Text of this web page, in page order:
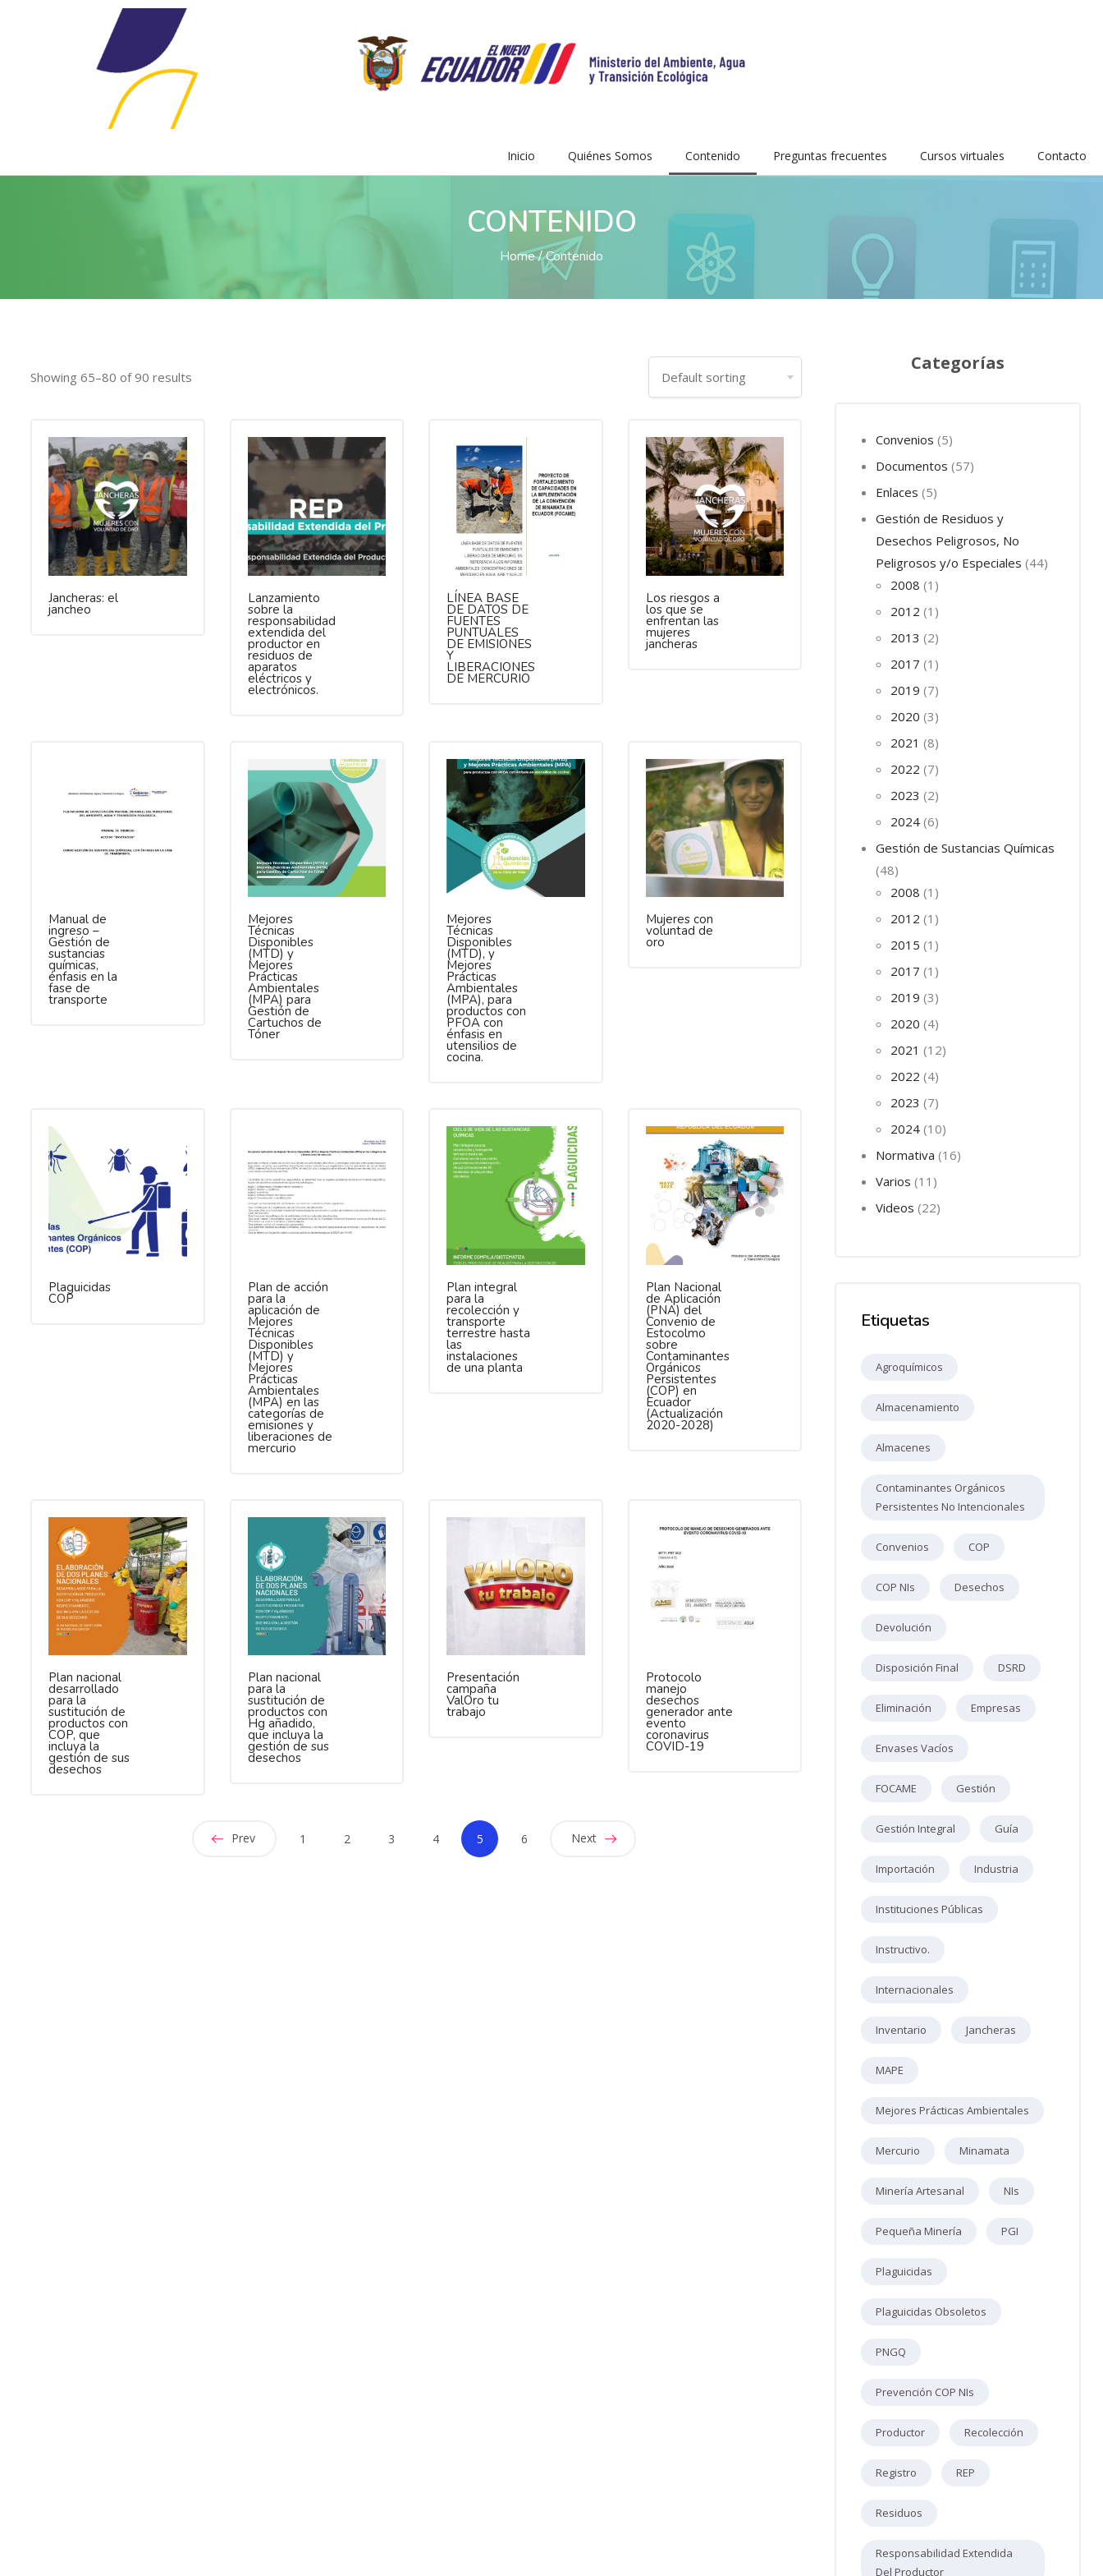
Inicio Quiénes Somos Contenido Preguntas frecuentes Cursos virtuales Contacto
CONTENIDO
Home Contenido
Showing 65–80 of 90 results
Jancheras: el
jancheo
Lanzamiento
sobre la
responsabilidad
extendida del
productor en
residuos de
aparatos
eléctricos y
electrónicos.
LÍNEA BASE
DE DATOS DE
FUENTES
PUNTUALES
DE EMISIONES
Y
LIBERACIONES
DE MERCURIO
Los riesgos a
los que se
enfrentan las
mujeres
jancheras
Manual de
ingreso –
Gestión de
sustancias
químicas,
énfasis en la
fase de
transporte
Mejores
Técnicas
Disponibles
(MTD) y
Mejores
Prácticas
Ambientales
(MPA) para
Gestión de
Cartuchos de
Tóner
Mejores
Técnicas
Disponibles
(MTD), y
Mejores
Prácticas
Ambientales
(MPA), para
productos con
PFOA con
énfasis en
utensilios de
cocina.
Mujeres con
voluntad de
oro
Plaguicidas
COP
Plan de acción
para la
aplicación de
Mejores
Técnicas
Disponibles
(MTD) y
Mejores
Prácticas
Ambientales
(MPA) en las
categorías de
emisiones y
liberaciones de
mercurio
Plan integral
para la
recolección y
transporte
terrestre hasta
las
instalaciones
de una planta
Plan Nacional
de Aplicación
(PNA) del
Convenio de
Estocolmo
sobre
Contaminantes
Orgánicos
Persistentes
(COP) en
Ecuador
(Actualización
2020-2028)
Plan nacional
desarrollado
para la
sustitución de
productos con
COP, que
incluya la
gestión de sus
desechos
Plan nacional
para la
sustitución de
productos con
Hg añadido,
que incluya la
gestión de sus
desechos
Presentación
campaña
ValOro tu
trabajo
Protocolo
manejo
desechos
generador ante
evento
coronavirus
COVID-19
Prev 1 2 3 4 5 6 Next
Categorías
Convenios 5
Documentos 57
Enlaces 5
Gestión de Residuos y
Desechos Peligrosos, No
Peligrosos y/o Especiales 44
2008 1
2012 1
2013 2
2017 1
2019 7
2020 3
2021
8
2022 7
2023 2
2024 6
Gestión de Sustancias Químicas
48
2008 1
2012 1
2015 1
2017 1
2019 3
2020 4
2021
12
2022 4
2023 7
2024 10
Normativa 16
Varios 11
Videos 22
Etiquetas
Agroquímicos
Almacenamiento
Almacenes
Contaminantes Orgánicos
Persistentes No Intencionales
Convenios COP
COP NIs Desechos
Devolución
Disposición Final DSRD
Eliminación Empresas
Envases Vacíos
FOCAME Gestión
Gestión Integral Guía
Importación Industria
Instituciones Públicas
Instructivo.
Internacionales
Inventario Jancheras
MAPE
Mejores Prácticas Ambientales
Mercurio Minamata
Minería Artesanal NIs
Pequeña Minería PGI
Plaguicidas
Plaguicidas Obsoletos
PNGQ
Prevención COP NIs
Productor Recolección
Registro REP
Residuos
Responsabilidad Extendida
Del Productor